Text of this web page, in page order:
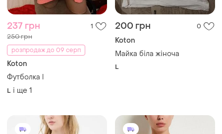
237 грн 1
250 грн
розпродаж до 09 серп
Koton
Футболка l
L і ще 1
200 грн 0
Koton
Майка біла жіноча
L